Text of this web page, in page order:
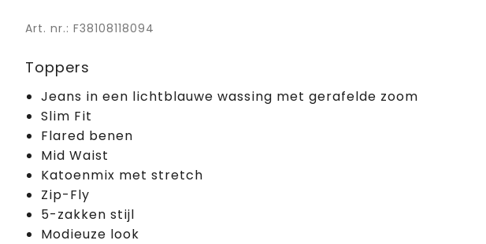
Art. nr.: F38108118094
Toppers
Jeans in een lichtblauwe wassing met gerafelde zoom
Slim Fit
Flared benen
Mid Waist
Katoenmix met stretch
Zip-Fly
5-zakken stijl
Modieuze look